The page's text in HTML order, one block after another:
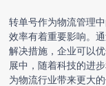
转单号作为物流管理
效率有着重要影响。
解决措施，企业可以
展中，随着科技的进
为物流行业带来更大的